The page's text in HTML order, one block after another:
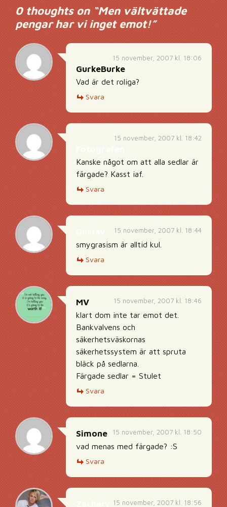
0 thoughts on “Men vältvättade
pengar har vi inget emot!”
15 november, 2007 kl. 18:06
GurkeBurke
Vad är det roliga?
Svara
15 november, 2007 kl. 18:42
Kanske något om att alla sedlar är
färgade? Kasst iaf.
Svara
15 november, 2007 kl. 18:44
smygrasism är alltid kul.
Svara
15 november, 2007 kl. 18:46
MV
klart dom inte tar emot det.
Bankvalvens och
säkerhetsväskornas
säkerhetssystem är att spruta
bläck på sedlarna.
Färgade sedlar = Stulet
Svara
15 november, 2007 kl. 18:50
Simone
vad menas med färgade? :S
Svara
15 november, 2007 kl. 18:56